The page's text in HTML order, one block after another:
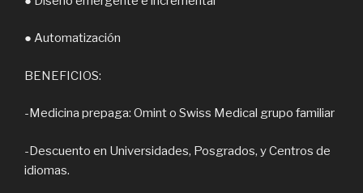
● Automatización
BENEFICIOS:
-Medicina prepaga: Omint o Swiss Medical grupo familiar
-Descuento en Universidades, Posgrados, y Centros de
idiomas.